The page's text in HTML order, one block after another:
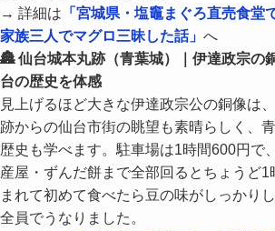
→ 詳細は 「宮城県・塩竈まぐろ直売食堂
家族三人でマグロ三昧した話」 へ
🏯 仙台城本丸跡（青葉城）｜伊達政宗の
台の歴史を体感
見上げるほど大きな伊達政宗公の銅像は
跡からの仙台市街の眺望も素晴らしく、
歴史も学べます。駐車場は1時間600円で
産屋・ずんだ餅まで全部回るとちょうど1
まれて初めて食べたら豆の味がしっかり
全員でうなりました。